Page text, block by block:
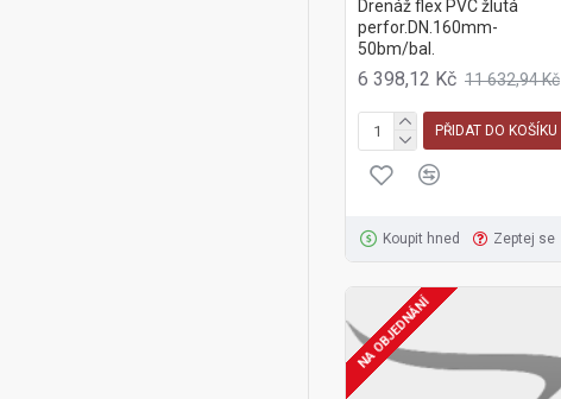
Drenáž flex PVC žlutá
perfor.DN.160mm-
50bm/bal.
6 398,12 Kč 11 632,94 Kč
PŘIDAT DO KOŠÍKU
Koupit hned Zeptej se
NA OBJEDNÁNÍ